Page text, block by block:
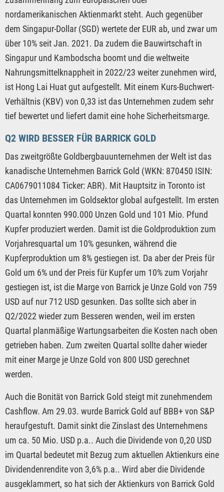
nordamerikanischen Aktienmarkt steht. Auch gegenüber
dem Singapur-Dollar (SGD) wertete der EUR ab, und zwar um
über 10% seit Jan. 2021. Da zudem die Bauwirtschaft in
Singapur und Kambodscha boomt und die weltweite
Nahrungsmittelknappheit in 2022/23 weiter zunehmen wird,
ist Hong Lai Huat gut aufgestellt. Mit einem Kurs-Buchwert-
Verhältnis (KBV) von 0,33 ist das Unternehmen zudem sehr
tief bewertet und liefert damit eine hohe Sicherheitsmarge.
Q2 WIRD BESSER FÜR BARRICK GOLD
Das zweitgrößte Goldbergbauunternehmen der Welt ist das
kanadische Unternehmen Barrick Gold (WKN: 870450 ISIN:
CA0679011084 Ticker: ABR). Mit Hauptsitz in Toronto ist
das Unternehmen im Goldsektor global aufgestellt. Im ersten
Quartal konnten 990.000 Unzen Gold und 101 Mio. Pfund
Kupfer produziert werden. Damit ist die Goldproduktion zum
Vorjahresquartal um 10% gesunken, während die
Kupferproduktion um 8% gestiegen ist. Da aber der Preis für
Gold um 6% und der Preis für Kupfer um 10% zum Vorjahr
gestiegen ist, ist die Marge von Barrick je Unze Gold von 759
USD auf nur 712 USD gesunken. Das sollte sich aber in
Q2/2022 wieder zum Besseren wenden, weil im ersten
Quartal planmäßige Wartungsarbeiten die Kosten nach oben
getrieben haben. Zum zweiten Quartal sollte daher wieder
mit einer Marge je Unze Gold von 800 USD gerechnet
werden.
Auch die Bonität von Barrick Gold steigt mit zunehmendem
Cashflow. Am 29.03. wurde Barrick Gold auf BBB+ von S&P
heraufgestuft. Damit sinkt die Zinslast des Unternehmens
um ca. 50 Mio. USD p.a.. Auch die Dividende von 0,20 USD
im Quartal bedeutet mit Bezug zum aktuellen Aktienkurs eine
Dividendenrendite von 3,6% p.a.. Wird aber die Dividende
ausgeklammert, so hat sich der Aktienkurs von Barrick Gold